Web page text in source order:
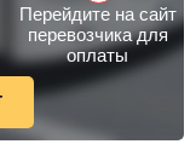
Перейдите на сайт
перевозчика для
оплаты